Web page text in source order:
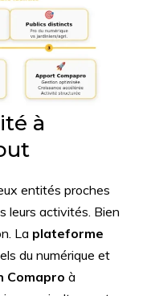
à
entités proches
leurs activités. Bien
La plateforme
du numérique et
Comapro à